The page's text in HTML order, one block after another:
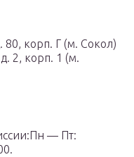
80, корп. Г (м. Сокол)
2, корп. 1 (м.
— Пт: